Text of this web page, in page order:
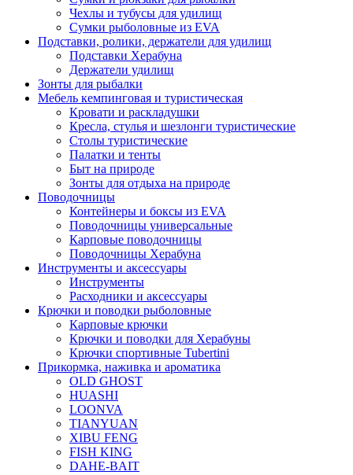
Чехлы и тубусы для удилищ
Сумки рыболовные из EVA
Подставки, ролики, держатели для удилищ
Подставки Херабуна
Держатели удилищ
Зонты для рыбалки
Мебель кемпинговая и туристическая
Кровати и раскладушки
Кресла, стулья и шезлонги туристические
Столы туристические
Палатки и тенты
Быт на природе
Зонты для отдыха на природе
Поводочницы
Контейнеры и боксы из EVA
Поводочницы универсальные
Карповые поводочницы
Поводочницы Херабуна
Инструменты и аксессуары
Инструменты
Расходники и аксессуары
Крючки и поводки рыболовные
Карповые крючки
Крючки и поводки для Херабуны
Крючки спортивные Tubertini
Прикормка, наживка и ароматика
OLD GHOST
HUASHI
LOONVA
TIANYUAN
XIBU FENG
FISH KING
DAHE-BAIT